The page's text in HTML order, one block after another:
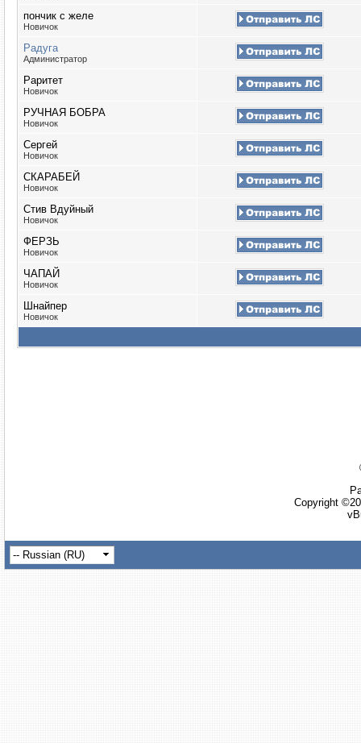
пончик с желе
Новичок
Радуга
Администратор
Раритет
Новичок
РУЧНАЯ БОБРА
Новичок
Сергей
Новичок
СКАРАБЕЙ
Новичок
Стив Вдуйный
Новичок
ФЕРЗЬ
Новичок
ЧАПАЙ
Новичок
Шнайпер
Новичок
Copyright